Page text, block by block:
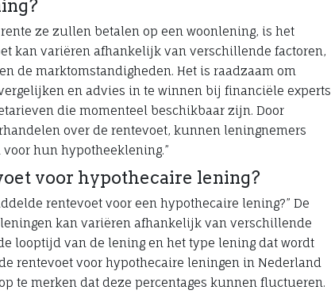
ze zullen betalen op een woonlening, is het
kan variëren afhankelijk van verschillende factoren,
de marktomstandigheden. Het is raadzaam om
en advies in te winnen bij financiële experts
die momenteel beschikbaar zijn. Door
over de rentevoet, kunnen leningnemers
hun hypotheeklening.”
voor hypothecaire lening?
rentevoet voor een hypothecaire lening?” De
kan variëren afhankelijk van verschillende
looptijd van de lening en het type lening dat wordt
rentevoet voor hypothecaire leningen in Nederland
te merken dat deze percentages kunnen fluctueren.